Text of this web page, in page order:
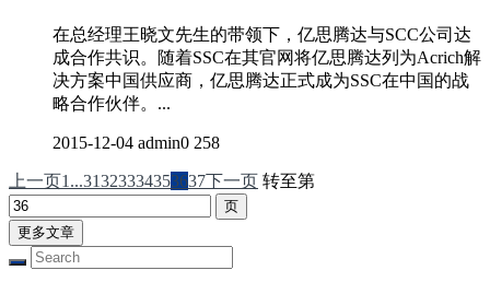
​在总经理王晓文先生的带领下，亿思腾达与SCC公司达
成合作共识。随着SSC在其官网将亿思腾达列为Acrich解
决方案中国供应商，亿思腾达正式成为SSC在中国的战
略合作伙伴。...
2015-12-04 admin0 258
上一页1...31323334353637下一页 转至第
更多文章